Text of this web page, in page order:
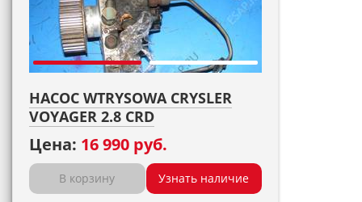
НАСОС WTRYSOWA CRYSLER
VOYAGER 2.8 CRD
Цена: 16 990 руб.
В корзину Узнать наличие